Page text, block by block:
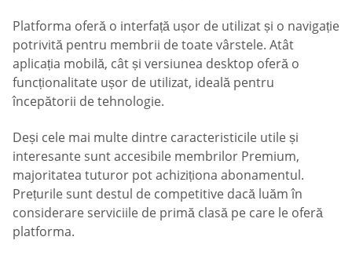
Platforma oferă o interfață ușor de utilizat și o navigație
potrivită pentru membrii de toate vârstele. Atât
aplicația mobilă, cât și versiunea desktop oferă o
funcționalitate ușor de utilizat, ideală pentru
începătorii de tehnologie.
Deși cele mai multe dintre caracteristicile utile și
interesante sunt accesibile membrilor Premium,
majoritatea tuturor pot achiziționa abonamentul.
Prețurile sunt destul de competitive dacă luăm în
considerare serviciile de primă clasă pe care le oferă
platforma.